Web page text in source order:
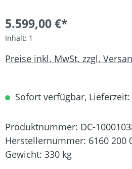
5.599,00 €*
Inhalt: 1
Preise inkl. MwSt. zzgl.
Sofort verfügbar, Lieferzeit:
Produktnummer: DC-
Herstellernummer: 6160 200
Gewicht: 330 kg